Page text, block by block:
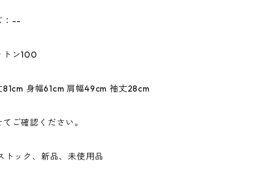
：--
ン100
身幅61cm 肩幅49cm 袖丈28cm
ご確認ください。
トック、新品、未使用品